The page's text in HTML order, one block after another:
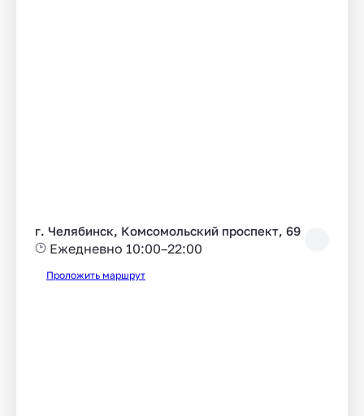
г. Челябинск, Комсомольский проспект, 69
Ежедневно 10:00–22:00
Проложить маршрут